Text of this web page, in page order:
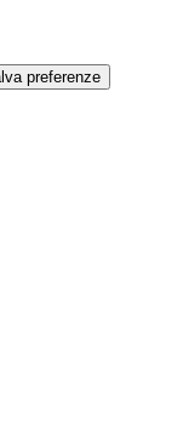
preferenze